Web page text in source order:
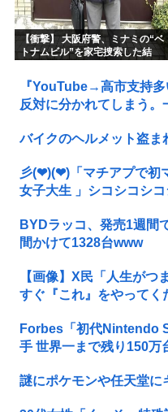
【衝撃】 大阪府警、ミナミの“ベ
トナムビル”を家宅捜索した結
『YouTube→高市支持
反対に分かれてしまう。
バイクのヘルメット盗ま
彡(❤︎)(❤︎)「マチアプで初
女子大生 」シコシコシコ
BYDラッコ、発売1週間
間かけて1328台www
【画像】X民「人生がつ
すぐ『これ』をやってく
Forbes「初代Nintendo
手 世界一まで残り150万
謎にポケモンや任天堂